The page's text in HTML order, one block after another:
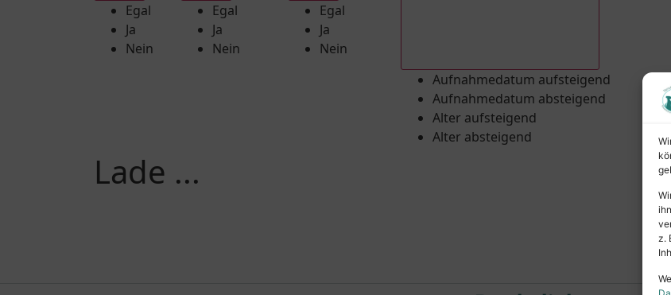
z.
Egal
Ja
Nein
Egal
Ja
Nein
Egal
Ja
Nein
Aufnahmedatum aufsteigend
Aufnahmedatum absteigend
Alter aufsteigend
Alter absteigend
Lade ...